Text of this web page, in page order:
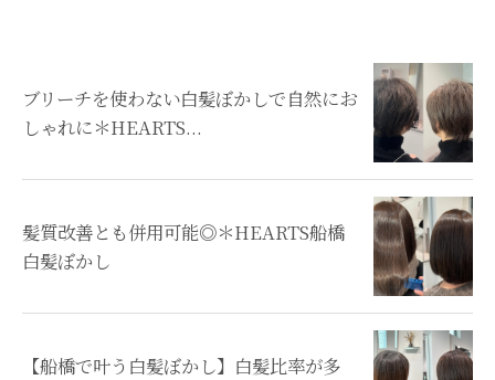
ブリーチを使わない白髪ぼかしで自然にお
しゃれに＊HEARTS...
髪質改善とも併用可能◎＊HEARTS船橋
白髪ぼかし
【船橋で叶う白髪ぼかし】白髪比率が多